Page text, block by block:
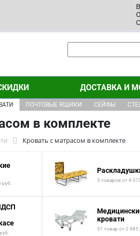
ДОСТАВКА И
ПОЧТОВЫЕ ЯЩИКИ СЕЙФЫ
в комплекте
Кровать с матрасом в комплекте
5 товаров от 4
кровати
31 товар от 2 485